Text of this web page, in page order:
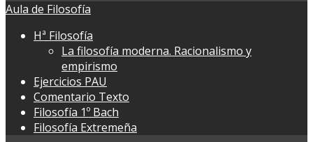
Aula de Filosofía
Hª Filosofía
La filosofía moderna. Racionalismo y
empirismo
Ejercicios PAU
Comentario Texto
Filosofía 1º Bach
Filosofía Extremeña